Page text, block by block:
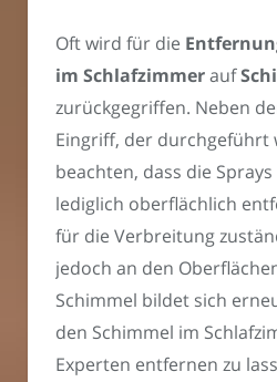
Oft wird für die
im Schlafzimmerauf
zurückgegriffen. Neben
Eingriff, der durchgeführt
beachten, dass die
lediglich oberflächlich
für die Verbreitung
jedoch an den
Schimmel bildet sich
den Schimmel im
Experten entfernen zu